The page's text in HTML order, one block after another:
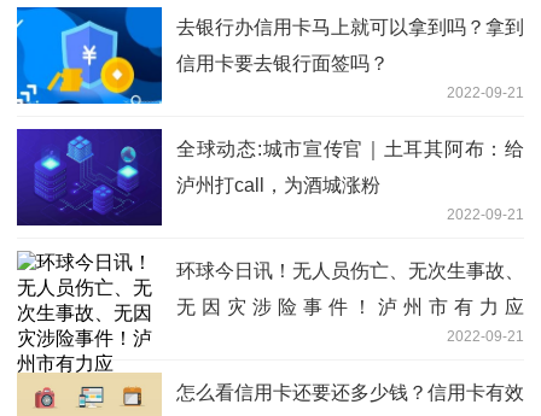
去银行办信用卡马上就可以拿到吗？拿到
信用卡要去银行面签吗？
2022-09-21
全球动态:城市宣传官｜土耳其阿布：给
泸州打call，为酒城涨粉
2022-09-21
环球今日讯！无人员伤亡、无次生事故、
无因灾涉险事件！泸州市有力应
2022-09-21
怎么看信用卡还要还多少钱？信用卡有效